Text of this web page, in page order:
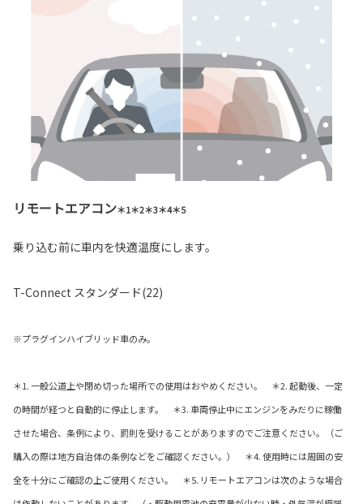
リモートエアコン＊1＊2＊3＊4＊5
乗り込む前に車内を快適温度にします。
T-Connect スタンダード(22)
※プラグインハイブリッド車のみ。
＊1. 一般公道上や閉め切った場所での使用はおやめください。 ＊2. 起動後、一定
の時間が経つと自動的に停止します。 ＊3. 車両停止中にエンジンをみだりに稼働
させた場合、条例により、罰則を受けることがありますのでご注意ください。（ご
購入の際は地方自治体の条例などをご確認ください。） ＊4. 使用時には周囲の安
全を十分にご確認の上ご使用ください。 ＊5. リモートエアコンは次のような場合